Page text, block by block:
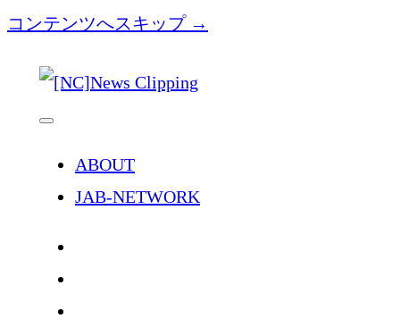
コンテンツへスキップ →
[NC]News
Clipping
メ
ABOUT
JAB-NETWORK